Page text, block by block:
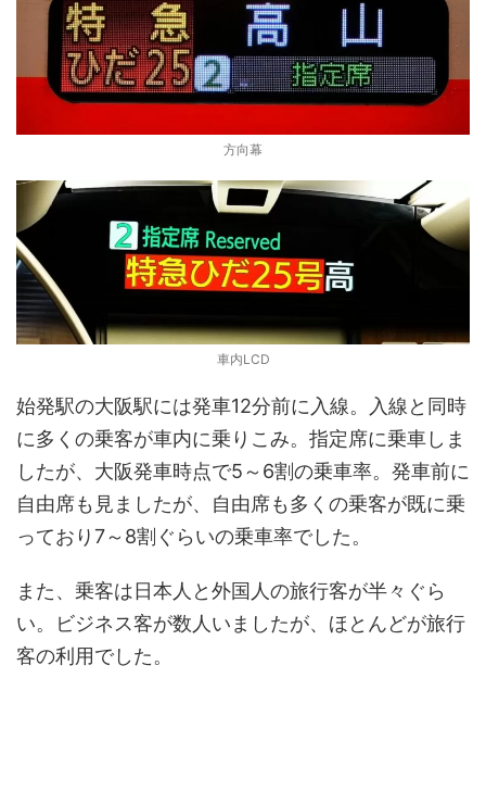
方向幕
車内LCD
始発駅の大阪駅には発車12分前に入線。入線と同時
に多くの乗客が車内に乗りこみ。指定席に乗車しま
したが、大阪発車時点で5～6割の乗車率。発車前に
自由席も見ましたが、自由席も多くの乗客が既に乗
っており7～8割ぐらいの乗車率でした。
また、乗客は日本人と外国人の旅行客が半々ぐら
い。ビジネス客が数人いましたが、ほとんどが旅行
客の利用でした。